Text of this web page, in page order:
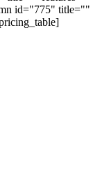
id="775" title=""